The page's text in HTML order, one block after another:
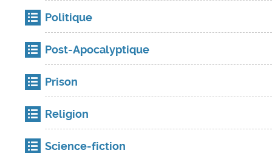
Politique
Post-Apocalyptique
Prison
Religion
Science-fiction